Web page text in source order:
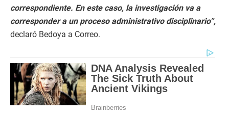
correspondiente. En este caso, la investigación va a
corresponder a un proceso administrativo disciplinario”,
declaró Bedoya a Correo.